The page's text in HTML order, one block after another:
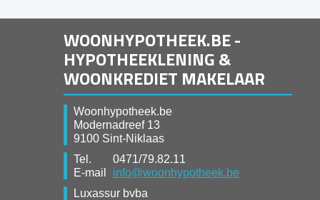
WOONHYPOTHEEK.BE -
HYPOTHEEKLENING &
WOONKREDIET MAKELAAR
Woonhypotheek.be
Modernadreef 13
9100 Sint-Niklaas
Tel.
0471/79.82.11
E-mail
info@woonhypotheek.be
Luxassur bvba